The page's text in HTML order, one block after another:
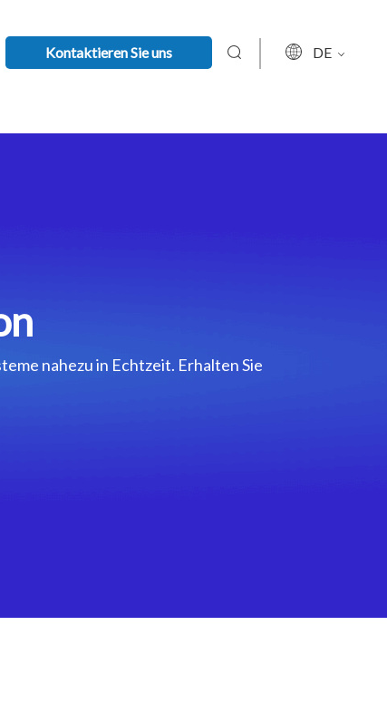
Kontaktieren Sie uns DE
nahezu in Echtzeit. Erhalten Sie